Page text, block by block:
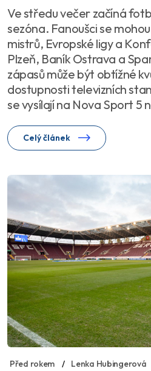
Ve středu večer začíná
sezóna. Fanoušci se
mistrů, Evropské ligy a
Plzeň, Baník Ostrava a
zápasů může být obtížné
dostupnosti televizních
se vysílají na Nova Sport 5
Celý článek
Před rokem Lenka Hubingerová